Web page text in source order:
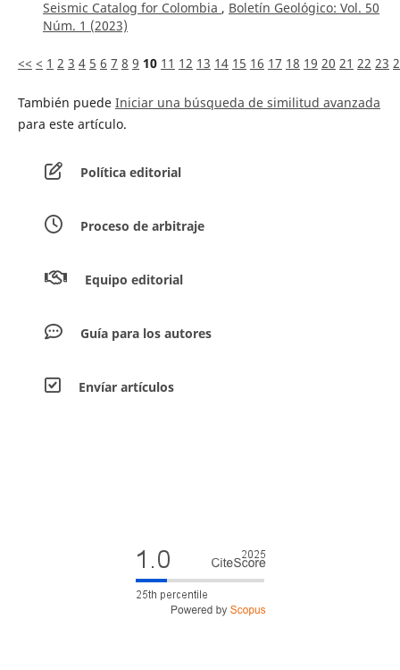
Seismic Catalog for Colombia , Boletín Geológico: Vol. 50
Núm. 1 (2023)
<< < 1 2 3 4 5 6 7 8 9 10 11 12 13 14 15 16 17 18 19 20 21 22 23
También puede Iniciar una búsqueda de similitud avanzada
para este artículo.
Política editorial
Proceso de arbitraje
Equipo editorial
Guía para los autores
Envíar artículos